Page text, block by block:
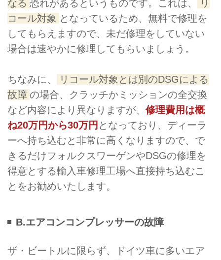
なる 恐れがあるというものです。これは、
リ
コール対象 となっているため、無料で修理を
してもらえますので、未だ修理をしていない
場合は速やかに修理してもらいましょう。
ちなみに、
リコール対象とは別のDSGによる
故障 の場合、クラッチかミッションの全交換
など内容により異なりますが、 修理費用は概
ね20万円から30万円 となっており、ディーラ
ーへ持ち込むと非常に高くなりますので、で
きるだけフォルクスワーゲンやDSGの修理を
得意とする輸入車修理工場へ直接持ち込むこ
とをお勧めいたします。
B.エアコンコンプレッサーの故障
ザ・ビートルに限らず、ドイツ車に多いエア